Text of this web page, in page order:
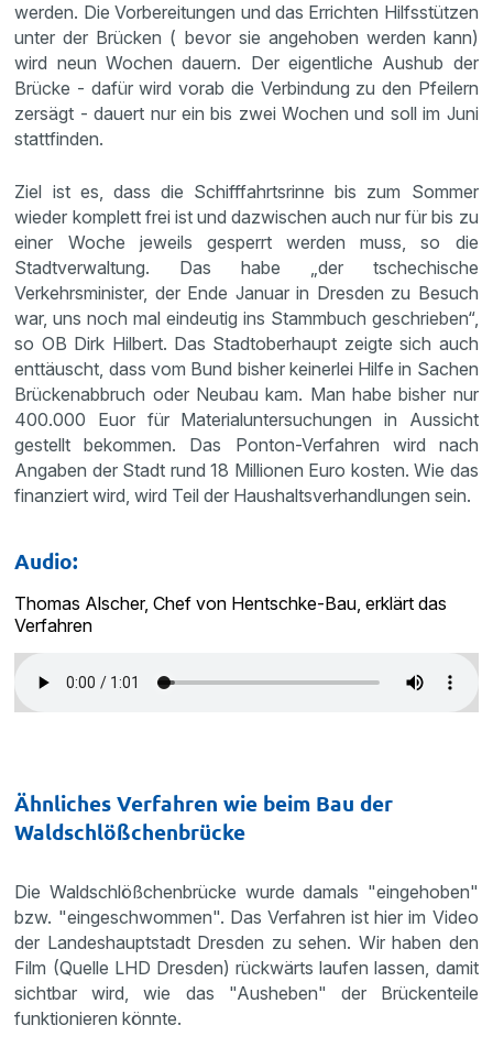
werden. Die Vorbereitungen und das Errichten Hilfsstützen
unter der Brücken ( bevor sie angehoben werden kann)
wird neun Wochen dauern. Der eigentliche Aushub der
Brücke - dafür wird vorab die Verbindung zu den Pfeilern
zersägt - dauert nur ein bis zwei Wochen und soll im Juni
stattfinden.
Ziel ist es, dass die Schifffahrtsrinne bis zum Sommer
wieder komplett frei ist und dazwischen auch nur für bis zu
einer Woche jeweils gesperrt werden muss, so die
Stadtverwaltung. Das habe „der tschechische
Verkehrsminister, der Ende Januar in Dresden zu Besuch
war, uns noch mal eindeutig ins Stammbuch geschrieben“,
so OB Dirk Hilbert. Das Stadtoberhaupt zeigte sich auch
enttäuscht, dass vom Bund bisher keinerlei Hilfe in Sachen
Brückenabbruch oder Neubau kam. Man habe bisher nur
400.000 Euor für Materialuntersuchungen in Aussicht
gestellt bekommen. Das Ponton-Verfahren wird nach
Angaben der Stadt rund 18 Millionen Euro kosten. Wie das
finanziert wird, wird Teil der Haushaltsverhandlungen sein.
Audio:
Thomas Alscher, Chef von Hentschke-Bau, erklärt das
Verfahren
Ähnliches Verfahren wie beim Bau der
Waldschlößchenbrücke
Die Waldschlößchenbrücke wurde damals "eingehoben"
bzw. "eingeschwommen". Das Verfahren ist hier im Video
der Landeshauptstadt Dresden zu sehen. Wir haben den
Film (Quelle LHD Dresden) rückwärts laufen lassen, damit
sichtbar wird, wie das "Ausheben" der Brückenteile
funktionieren könnte.